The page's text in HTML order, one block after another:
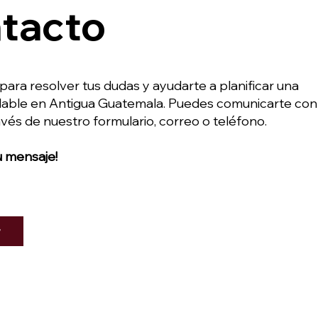
resolver tus dudas y ayudarte a planificar una
en Antigua Guatemala. Puedes comunicarte con
de nuestro formulario, correo o teléfono.
mensaje!